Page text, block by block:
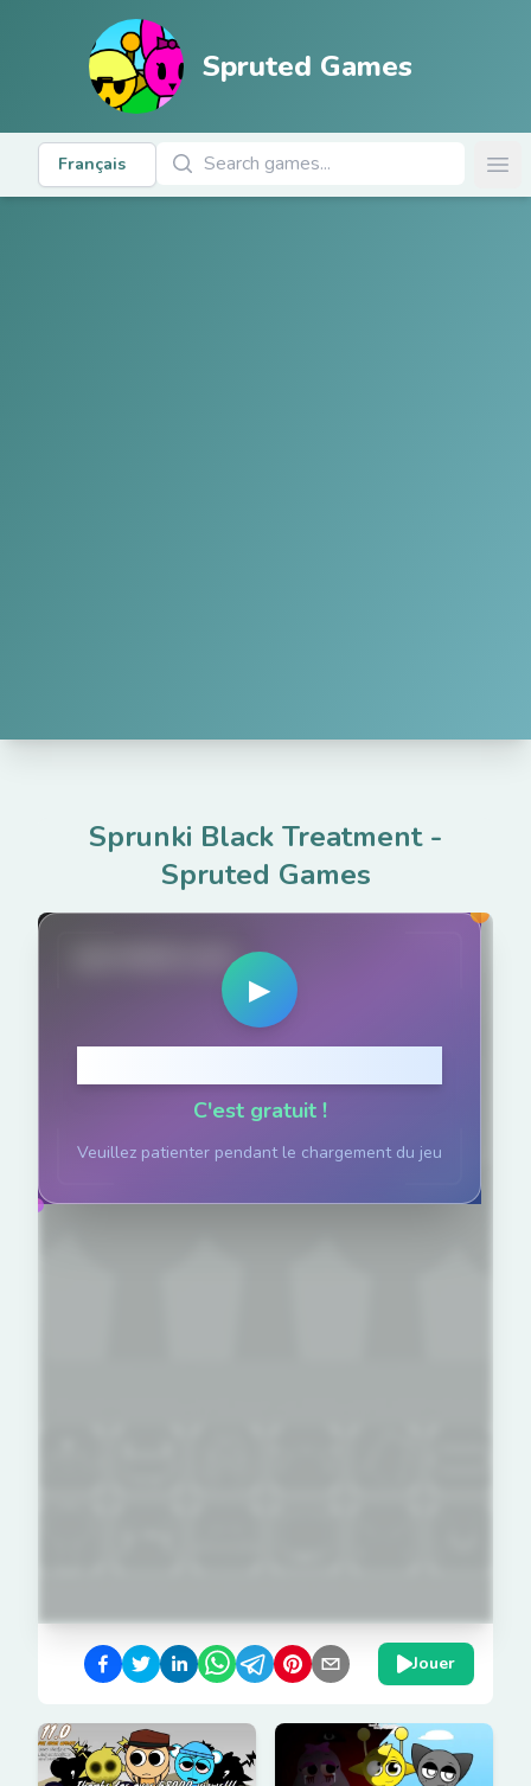
Spruted Games
Français
Rechercher des jeux
Sprunki Black Treatment-
Spruted Games
spruted.com
▶
C'est gratuit !
Veuillez patienter pendant le chargement du jeu
Jouer